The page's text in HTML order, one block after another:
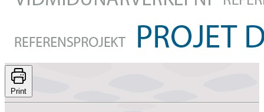
Print